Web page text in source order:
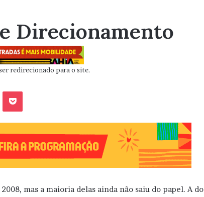
Direcionamento
redirecionado para o site.
OK
mas a maioria delas ainda não saiu do papel. A do